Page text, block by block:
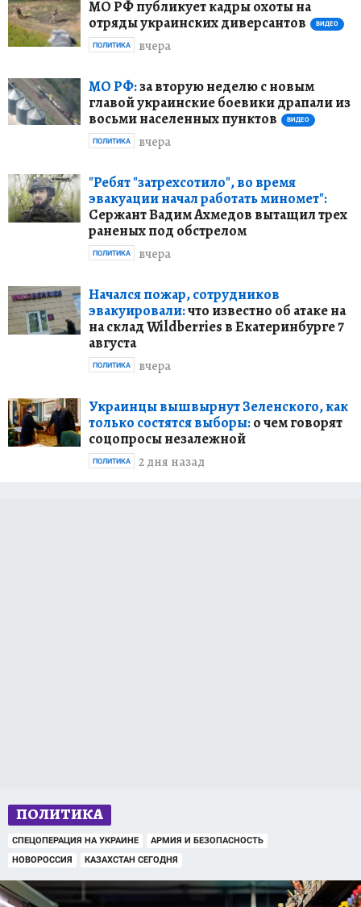
МО РФ публикует кадры охоты на
отряды украинских диверсантов
ВИДЕО
вчера
ПОЛИТИКА
МО РФ:за вторую неделю с новым
главой украинские боевики драпали из
восьми населенных пунктов
ВИДЕО
вчера
ПОЛИТИКА
"Ребят "затрехсотило", во время
эвакуации начал работать миномет":
Сержант Вадим Ахмедов вытащил трех
раненых под обстрелом
вчера
ПОЛИТИКА
Начался пожар, сотрудников
эвакуировали:что известно об атаке на
на склад Wildberries в Екатеринбурге 7
августа
вчера
ПОЛИТИКА
Украинцы вышвырнут Зеленского, как
только состятся выборы:о чем говорят
соцопросы незалежной
2 дня назад
ПОЛИТИКА
ПОЛИТИКА
СПЕЦОПЕРАЦИЯ НА УКРАИНЕ
АРМИЯ И БЕЗОПАСНОСТЬ
НОВОРОССИЯ
КАЗАХСТАН СЕГОДНЯ